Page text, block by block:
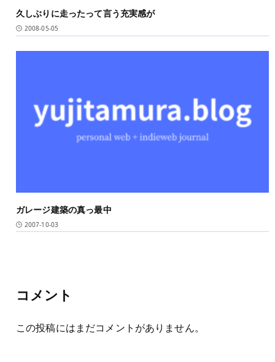
久しぶりに走ったって言う充実感が
2008-05-05
ガレージ建築の真っ最中
2007-10-03
コメント
この投稿にはまだコメントがありません。